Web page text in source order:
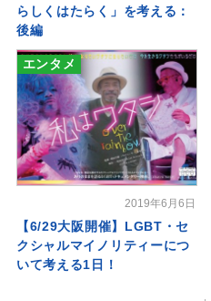
らしくはたらく」を考える：
後編
エンタメ
2019年6月6日
【6/29大阪開催】LGBT・セ
クシャルマイノリティーにつ
いて考える1日！